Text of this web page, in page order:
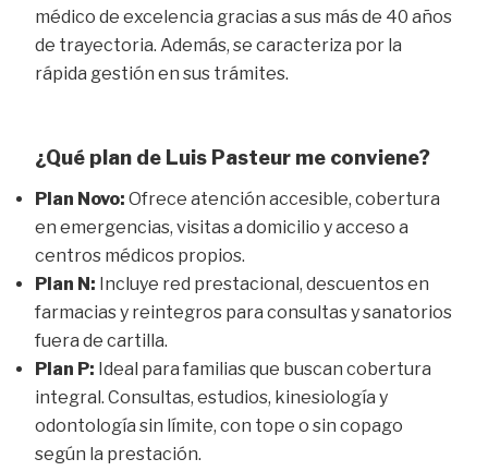
médico de excelencia gracias a sus más de 40 años
de trayectoria. Además, se caracteriza por la
rápida gestión en sus trámites.
¿Qué plan de Luis Pasteur me conviene?
Plan Novo: Ofrece atención accesible, cobertura
en emergencias, visitas a domicilio y acceso a
centros médicos propios.
Plan N: Incluye red prestacional, descuentos en
farmacias y reintegros para consultas y sanatorios
fuera de cartilla.
Plan P: Ideal para familias que buscan cobertura
integral. Consultas, estudios, kinesiología y
odontología sin límite, con tope o sin copago
según la prestación.